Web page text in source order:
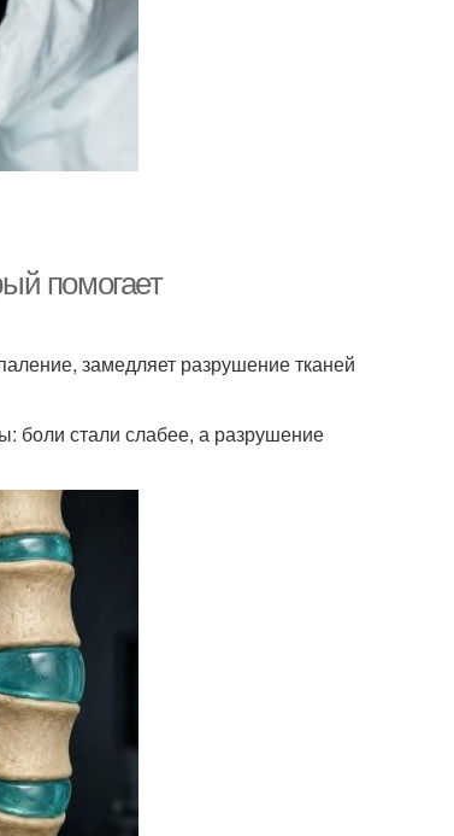
помогает
замедляет разрушение тканей
боли стали слабее, а разрушение